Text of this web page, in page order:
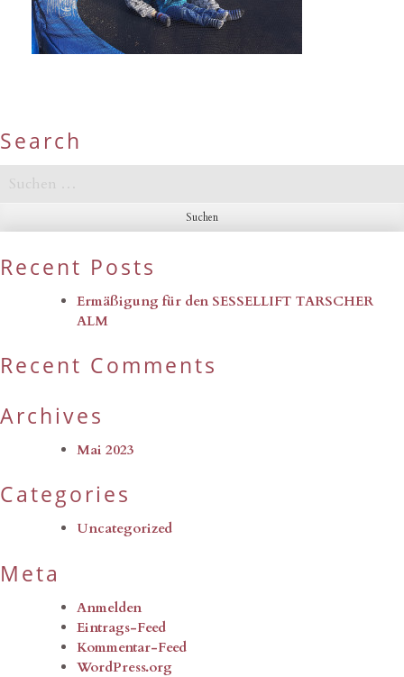
Search
Suchen
nach:
Recent Posts
Ermäßigung für den SESSELLIFT TARSCHER
ALM
Recent Comments
Archives
Mai 2023
Categories
Uncategorized
Meta
Anmelden
Eintrags-Feed
Kommentar-Feed
WordPress.org